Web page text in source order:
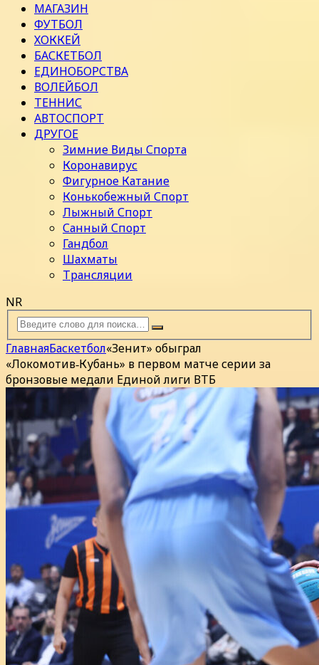
МАГАЗИН
ФУТБОЛ
ХОККЕЙ
БАСКЕТБОЛ
ЕДИНОБОРСТВА
ВОЛЕЙБОЛ
ТЕННИС
АВТОСПОРТ
ДРУГОЕ
Зимние Виды Спорта
Коронавирус
Фигурное Катание
Конькобежный Спорт
Лыжный Спорт
Санный Спорт
Гандбол
Шахматы
Трансляции
NR
ГлавнаяБаскетбол«Зенит» обыграл
«Локомотив‑Кубань» в первом матче серии за
бронзовые медали Единой лиги ВТБ